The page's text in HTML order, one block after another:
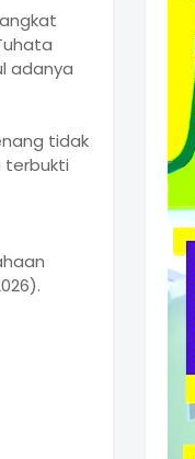
adanya
tidak
terbukti